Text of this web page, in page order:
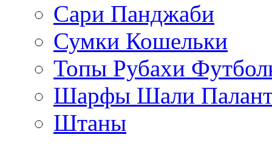
Сари Панджаби
Сумки Кошельки
Топы Рубахи
Шарфы Шали
Штаны